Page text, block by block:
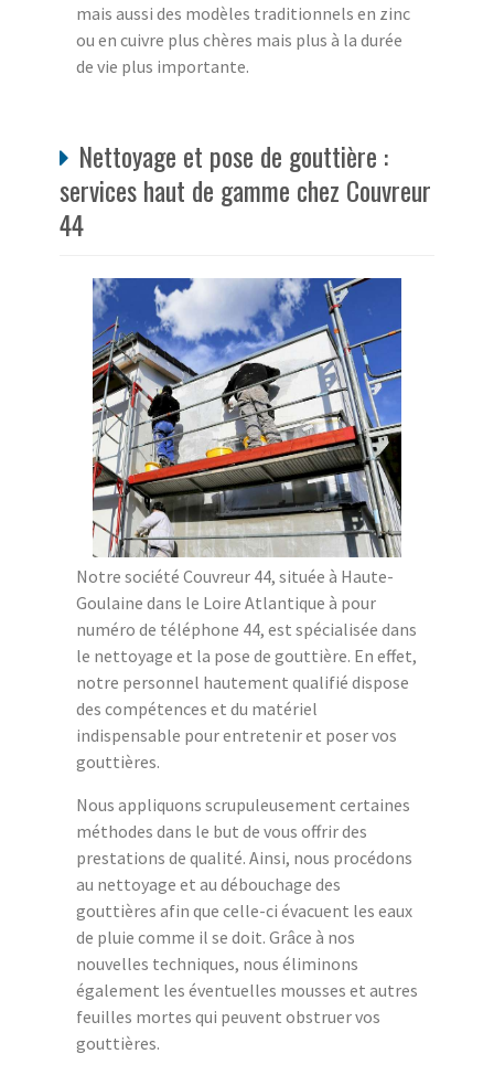
mais aussi des modèles traditionnels en zinc
ou en cuivre plus chères mais plus à la durée
de vie plus importante.
Nettoyage et pose de gouttière :
services haut de gamme chez Couvreur
44
Notre société Couvreur 44, située à Haute-
Goulaine dans le Loire Atlantique à pour
numéro de téléphone 44, est spécialisée dans
le nettoyage et la pose de gouttière. En effet,
notre personnel hautement qualifié dispose
des compétences et du matériel
indispensable pour entretenir et poser vos
gouttières.
Nous appliquons scrupuleusement certaines
méthodes dans le but de vous offrir des
prestations de qualité. Ainsi, nous procédons
au nettoyage et au débouchage des
gouttières afin que celle-ci évacuent les eaux
de pluie comme il se doit. Grâce à nos
nouvelles techniques, nous éliminons
également les éventuelles mousses et autres
feuilles mortes qui peuvent obstruer vos
gouttières.